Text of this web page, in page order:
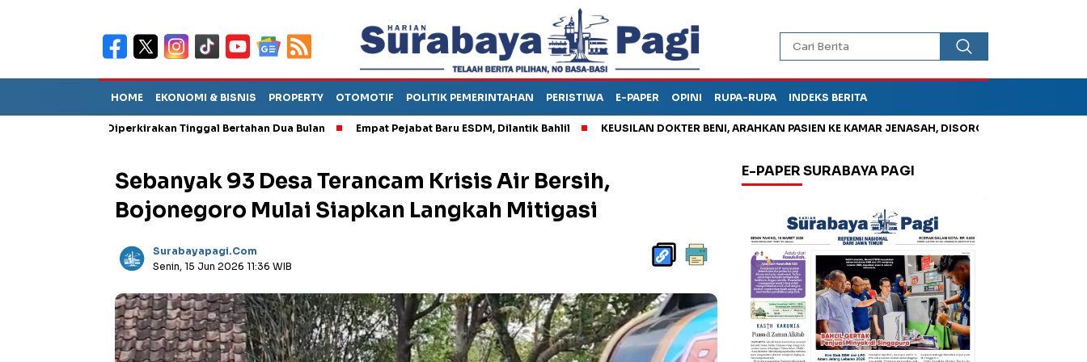
HOME EKONOMI & BISNIS PROPERTY OTOMOTIF POLITIK PEMERINTAHAN PERISTIWA E-PAPER OPINI RUPA-RUPA INDEKS BERITA
TPA Diperkirakan Tinggal Bertahan Dua Bulan Empat Pejabat Baru ESDM, Dilantik Bahlil KEUSILAN DOKTER BENI, ARAHKAN PASIEN KE KAMAR JENASAH, DISOROT Kurangi Timbunan
Sebanyak 93 Desa Terancam Krisis Air Bersih,
Bojonegoro Mulai Siapkan Langkah Mitigasi
Surabayapagi.com
Senin, 15 Jun 2026 11:36 WIB
E-PAPER SURABAYA PAGI